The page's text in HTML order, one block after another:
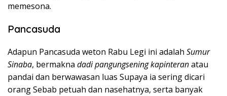
memesona.
Pancasuda
Adapun Pancasuda weton Rabu Legi ini adalah Sumur
Sinaba, bermakna dadi pangungsening kapinteranatau
pandai dan berwawasan luas Supaya ia sering dicari
orang Sebab petuah dan nasehatnya, serta banyak